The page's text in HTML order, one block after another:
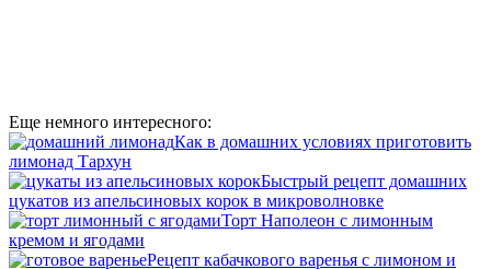
Еще немного интересного:
Как в домашних условиях приготовить
лимонад Тархун
Быстрый рецепт домашних
цукатов из апельсиновых корок в микроволновке
Торт Наполеон с лимонным
кремом и ягодами
Рецепт кабачкового варенья с лимоном и